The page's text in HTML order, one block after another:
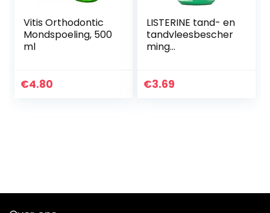
Vitis Orthodontic
Mondspoeling, 500
ml
€4.80
LISTERINE tand- en
tandvleesbescher
ming
schadelijke
€3.69